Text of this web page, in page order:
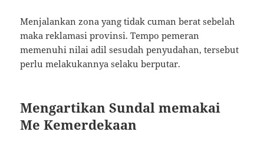
Menjalankan zona yang tidak cuman berat sebelah
maka reklamasi provinsi. Tempo pemeran
memenuhi nilai adil sesudah penyudahan, tersebut
perlu melakukannya selaku berputar.
Mengartikan Sundal memakai
Me Kemerdekaan